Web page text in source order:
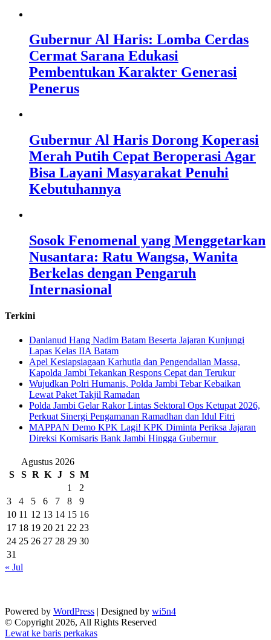
Gubernur Al Haris: Lomba Cerdas
Cermat Sarana Edukasi
Pembentukan Karakter Generasi
Penerus
Gubernur Al Haris Dorong Koperasi
Merah Putih Cepat Beroperasi Agar
Bisa Layani Masyarakat Penuhi
Kebutuhannya
Sosok Fenomenal yang Menggetarkan
Nusantara: Ratu Wangsa, Wanita
Berkelas dengan Pengaruh
Internasional
Terkini
Danlanud Hang Nadim Batam Beserta Jajaran Kunjungi
Lapas Kelas IIA Batam
Apel Kesiapsiagaan Karhutla dan Pengendalian Massa,
Kapolda Jambi Tekankan Respons Cepat dan Terukur
Wujudkan Polri Humanis, Polda Jambi Tebar Kebaikan
Lewat Paket Takjil Ramadan
Polda Jambi Gelar Rakor Lintas Sektoral Ops Ketupat 2026,
Perkuat Sinergi Pengamanan Ramadhan dan Idul Fitri
‎MAPPAN Demo KPK Lagi! KPK Diminta Periksa Jajaran
Direksi Komisaris Bank Jambi Hingga Gubernur ‎
Agustus 2026
S
S R K J S M
1
2
3
4 5 6 7 8
9
10 11 12 13 14 15 16
17 18 19 20 21 22 23
24 25 26 27 28 29 30
31
« Jul
Powered by WordPress | Designed by wi5n4
© Copyright 2026, All Rights Reserved
Lewat ke baris perkakas